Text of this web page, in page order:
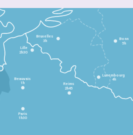
Paris
1h30
Beauvais
1h Reims
2h45
Lille
2h30
Bruxelles
3h Bonn
5h
Luxembourg
4h